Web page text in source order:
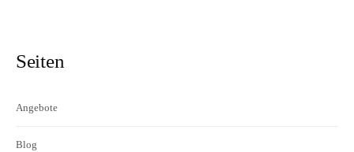
Seiten
Angebote
Blog